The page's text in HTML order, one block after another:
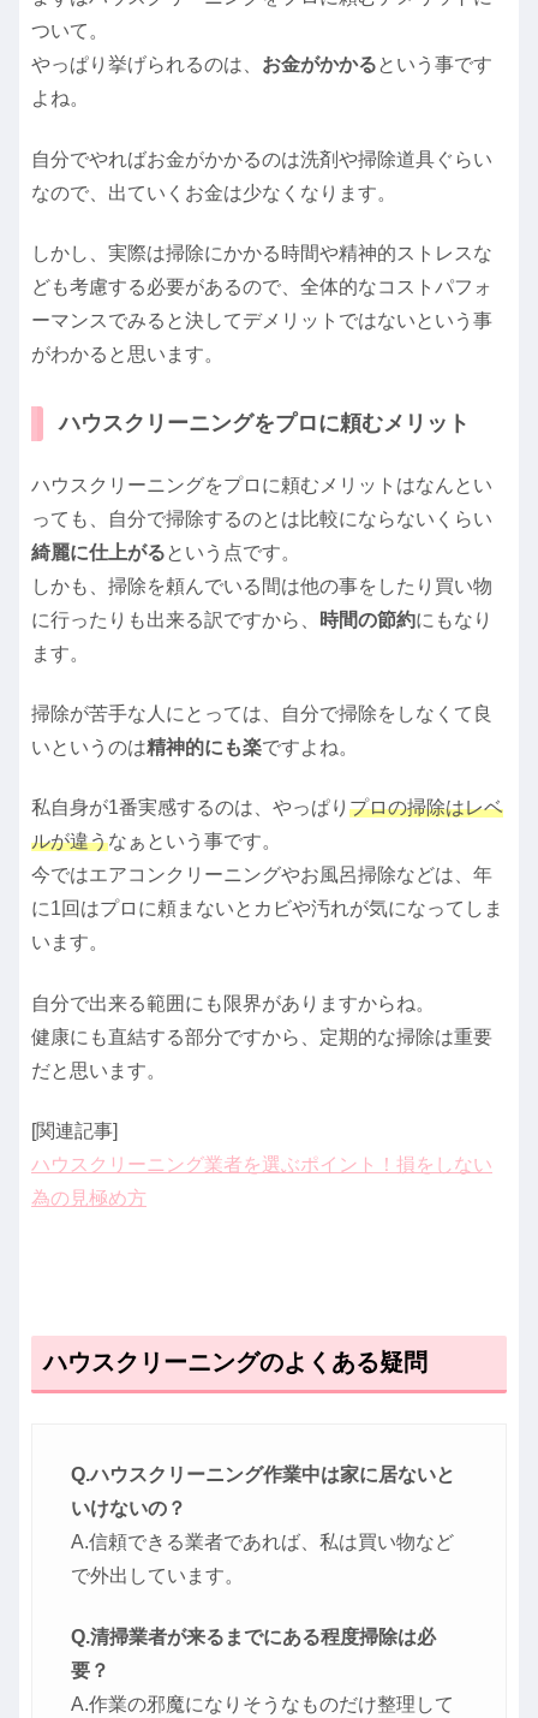
ついて。
やっぱり挙げられるのは、 お金がかかるという事です
よね。
自分でやればお金がかかるのは洗剤や掃除道具ぐらい
なので、出ていくお金は少なくなります。
しかし、実際は掃除にかかる時間や精神的ストレスな
ども考慮する必要があるので、全体的なコストパフォ
ーマンスでみると決してデメリットではないという事
がわかると思います。
ハウスクリーニングをプロに頼むメリット
ハウスクリーニングをプロに頼むメリットはなんとい
っても、自分で掃除するのとは比較にならないくらい
綺麗に仕上がるという点です。
しかも、掃除を頼んでいる間は他の事をしたり買い物
に行ったりも出来る訳ですから、
時間の節約にもなり
ます。
掃除が苦手な人にとっては、自分で掃除をしなくて良
いというのは精神的にも楽ですよね。
私自身が1番実感するのは、やっぱり プロの掃除はレベ
ルが違うなぁという事です。
今ではエアコンクリーニングやお風呂掃除などは、年
に1回はプロに頼まないとカビや汚れが気になってしま
います。
自分で出来る範囲にも限界がありますからね。
健康にも直結する部分ですから、定期的な掃除は重要
だと思います。
[関連記事]
ハウスクリーニング業者を選ぶポイント！損をしない
為の見極め方
ハウスクリーニングのよくある疑問
Q.ハウスクリーニング作業中は家に居ないと
いけないの？
A.信頼できる業者であれば、私は買い物など
で外出しています。
Q.清掃業者が来るまでにある程度掃除は必
要？
A.作業の邪魔になりそうなものだけ整理して